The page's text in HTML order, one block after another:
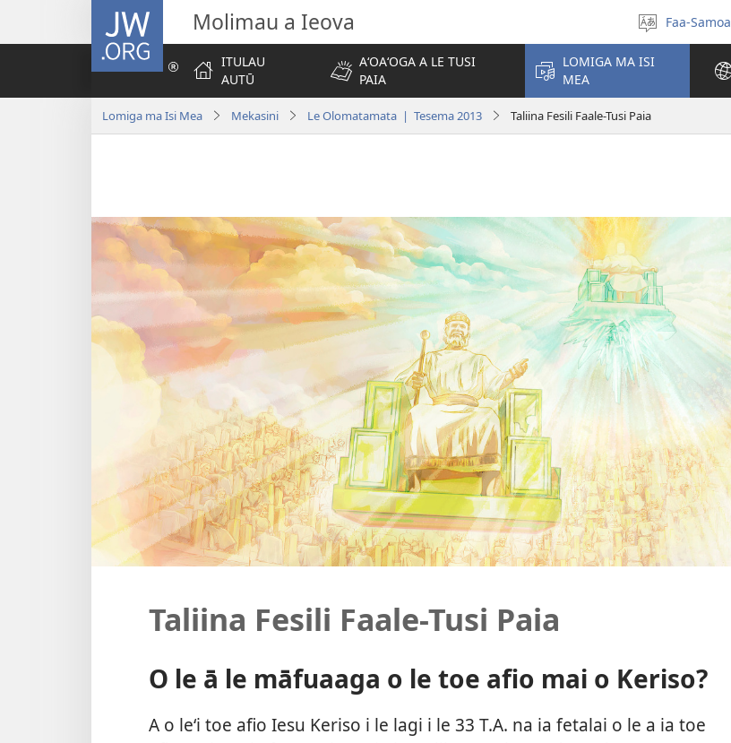
JW.ORG Molimau a Ieova
Filifili
le
gagana
Faa-Samoa
ITULAU
AUTŪ
AʻOAʻOGA A LE TUSI
PAIA
LOMIGA MA ISI
MEA
Lomiga ma Isi Mea Mekasini Le Olomatamata | Tesema 2013 Taliina Fesili Faale-Tusi Paia
Taliina Fesili Faale-Tusi Paia
O le ā le māfuaaga o le toe afio mai o Keriso?
A o leʻi toe afio Iesu Keriso i le lagi i le 33 T.A. na ia fetalai o le a ia toe